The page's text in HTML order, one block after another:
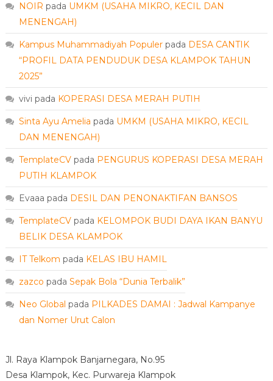
NOIR pada UMKM (USAHA MIKRO, KECIL DAN
MENENGAH)
Kampus Muhammadiyah Populerpada DESA CANTIK
“PROFIL DATA PENDUDUK DESA KLAMPOK TAHUN
2025”
vivi pada KOPERASI DESA MERAH PUTIH
Sinta Ayu Amelia pada UMKM (USAHA MIKRO, KECIL
DAN MENENGAH)
TemplateCVpada PENGURUS KOPERASI DESA MERAH
PUTIH KLAMPOK
Evaaa pada DESIL DAN PENONAKTIFAN BANSOS
TemplateCVpada KELOMPOK BUDI DAYA IKAN BANYU
BELIK DESA KLAMPOK
IT Telkom pada KELAS IBU HAMIL
zazco pada Sepak Bola “Dunia Terbalik”
Neo Global pada PILKADES DAMAI : Jadwal Kampanye
dan Nomer Urut Calon
Jl. Raya Klampok Banjarnegara, No.95
Desa Klampok, Kec. Purwareja Klampok